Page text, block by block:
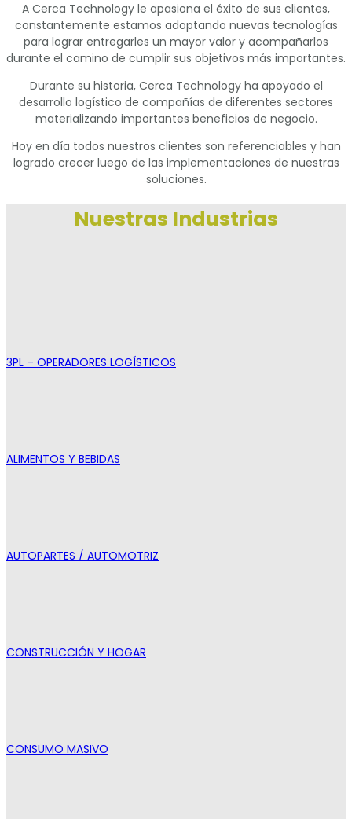
A Cerca Technology le apasiona el éxito de sus clientes,
constantemente estamos adoptando nuevas tecnologías
para lograr entregarles un mayor valor y acompañarlos
durante el camino de cumplir sus objetivos más importantes.
Durante su historia, Cerca Technology ha apoyado el
desarrollo logístico de compañías de diferentes sectores
materializando importantes beneficios de negocio.
Hoy en día todos nuestros clientes son referenciables y han
logrado crecer luego de las implementaciones de nuestras
soluciones.
Nuestras Industrias
3PL – OPERADORES LOGÍSTICOS
ALIMENTOS Y BEBIDAS
AUTOPARTES / AUTOMOTRIZ
CONSTRUCCIÓN Y HOGAR
CONSUMO MASIVO